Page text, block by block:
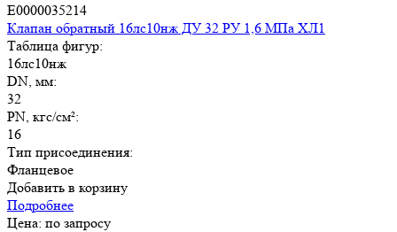
E0000035214
Клапан обратный 16лс10нж ДУ 32 РУ 1,6 МПа ХЛ1
Таблица фигур:
16лс10нж
DN, мм:
32
PN, кгс/см²:
16
Тип присоединения:
Фланцевое
Добавить в корзину
Подробнее
Цена: по запросу